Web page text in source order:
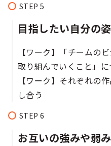
目指したい自分の
【ワーク】「チームの
取り組んでいくこと」
【ワーク】それぞれの
し合う​
お互いの強みや弱